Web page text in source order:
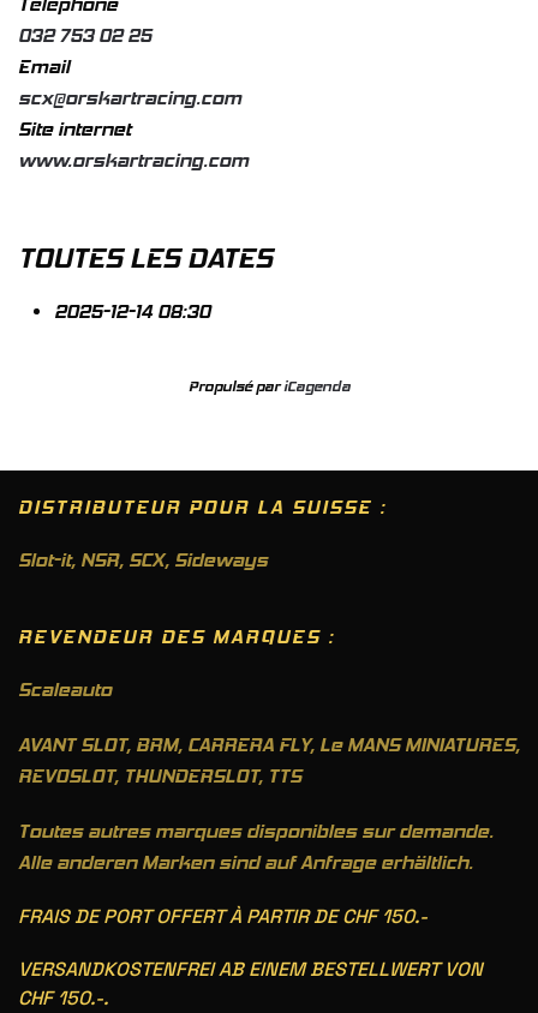
Téléphone
032 753 02 25
Email
scx@orskartracing.com
Site internet
www.orskartracing.com
TOUTES LES DATES
2025-12-14 08:30
Propulsé pariCagenda
DISTRIBUTEUR POUR LA SUISSE :
Slot-it, NSR, SCX, Sideways
REVENDEUR DES MARQUES :
Scaleauto
AVANT SLOT, BRM, CARRERA FLY, Le MANS MINIATURES,
REVOSLOT, THUNDERSLOT, TTS
Toutes autres marques disponibles sur demande.
Alle anderen Marken sind auf Anfrage erhältlich.
FRAIS DE PORT OFFERT À PARTIR DE CHF 150.-
VERSANDKOSTENFREI AB EINEM BESTELLWERT VON
CHF 150.-.